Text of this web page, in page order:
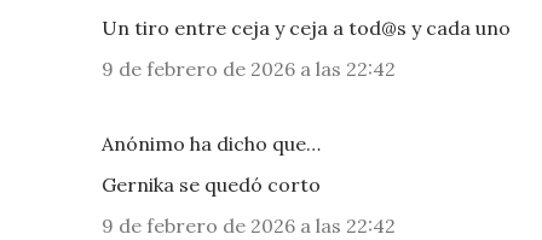
Un tiro entre ceja y ceja a tod@s y cada uno
9 de febrero de 2026 a las 22:42
Anónimo ha dicho que…
Gernika se quedó corto
9 de febrero de 2026 a las 22:42